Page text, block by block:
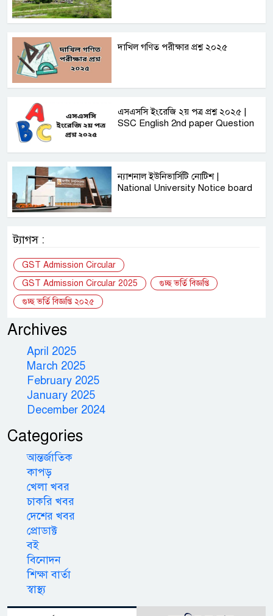
দাখিল গণিত পরীক্ষার প্রশ্ন ২০২৫
এসএসসি ইংরেজি ২য় পত্র প্রশ্ন ২০২৫ |
SSC English‌ 2nd paper Question
ন্যাশনাল ইউনিভার্সিটি নোটিশ |
National University Notice board
ট্যাগস :
GST Admission Circular
GST Admission Circular 2025
গুচ্ছ ভর্তি বিজ্ঞপ্তি
গুচ্ছ ভর্তি বিজ্ঞপ্তি ২০২৫
Archives
April 2025
March 2025
February 2025
January 2025
December 2024
Categories
আন্তর্জাতিক
কাপড়
খেলা খবর
চাকরি খবর
দেশের খবর
প্রোডাক্ট
বই
বিনোদন
শিক্ষা বার্তা
স্বাস্থ্য